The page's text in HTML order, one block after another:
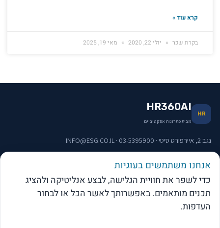
קרא עוד »
בקרת שכר יולי 22, 2020 מאי 19, 2025
HR
HR360AI
מבית פתרונות אפקטיביים
נגב 2, איירפורט סיטי · 03-5395900 · INFO@ESG.CO.IL
תפריט וקישורים
אנחנו משתמשים בעוגיות
כדי לשפר את חוויית הגלישה, לבצע אנליטיקה ולהציג
תכנים מותאמים. באפשרותך לאשר הכל או לבחור
העדפות.